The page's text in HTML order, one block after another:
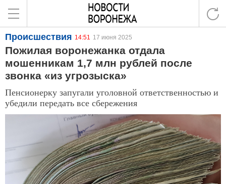
Происшествия 14:51 17 июня 2025
Пожилая воронежанка отдала
мошенникам 1,7 млн рублей после
звонка «из угрозыска»
Пенсионерку запугали уголовной ответственностью и
убедили передать все сбережения